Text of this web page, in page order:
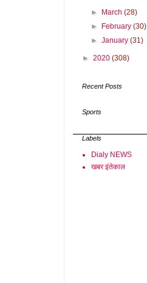
► March(28)
►
February(30)
►January(31)
► 2020 (308)
Recent Posts
Sports
Labels
Dialy NEWS
खबर इंतेकाल